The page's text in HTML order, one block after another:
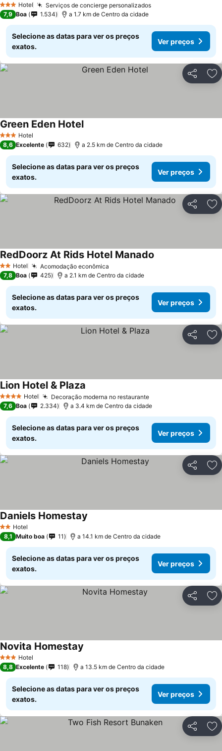
3 EstrelasHotel Serviços de concierge personalizados
7,9 Boa 1.534 a 1.7 km de Centro da cidade
Selecione as datas para ver os preços
exatos.
Ver preços
Partilhar
3 EstrelasHotel
Green Eden Hotel
8,6 Excelente 632 a 2.5 km de Centro da cidade
Selecione as datas para ver os preços
exatos.
Ver preços
Partilhar
2 Estrelas
Hotel Acomodação econômica
RedDoorz At Rids Hotel Manado
7,8 Boa 425 a 2.1 km de Centro da cidade
Selecione as datas para ver os preços
exatos.
Ver preços
Partilhar
4 EstrelasHotel Decoração moderna no restaurante
Lion Hotel & Plaza
7,6 Boa 2.334 a 3.4 km de Centro da cidade
Selecione as datas para ver os preços
exatos.
Ver preços
Partilhar
2 Estrelas
Hotel
Daniels Homestay
8,1 Muito boa 11 a 14.1 km de Centro da cidade
Selecione as datas para ver os preços
exatos.
Ver preços
Partilhar
3 EstrelasHotel
Novita Homestay
8,8 Excelente 118 a 13.5 km de Centro da cidade
Selecione as datas para ver os preços
exatos.
Ver preços
Partilhar